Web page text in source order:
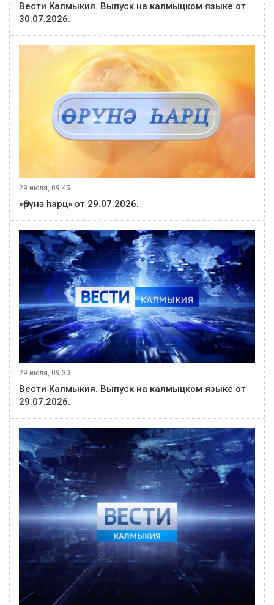
Вести Калмыкия. Выпуск на калмыцком языке от
30.07.2026.
29 июля, 09:45
«Өрүнә һарц» от 29.07.2026.
29 июля, 09:30
Вести Калмыкия. Выпуск на калмыцком языке от
29.07.2026.